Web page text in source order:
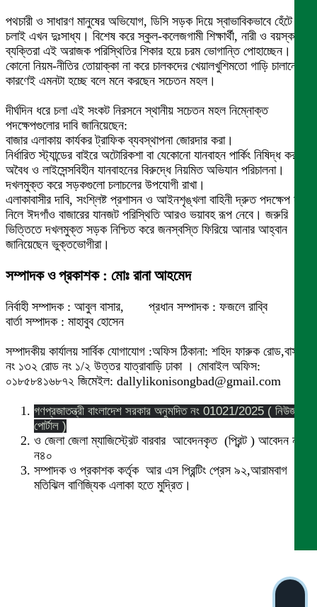
পথচারী ও সাধারণ মানুষের অভিযোগ, ডিসি সড়ক দিয়ে স্বাভাবিকভাবে হেঁটে
চলাই এখন দুঃসাধ্য। বিশেষ করে স্কুল-কলেজগামী শিক্ষার্থী, নারী ও বয়স্ক
ব্যক্তিরা এই অরাজক পরিস্থিতির শিকার হয়ে চরম ভোগান্তি পোহাচ্ছেন।
কোনো নিয়ম-নীতির তোয়াক্কা না করে চালকদের খেয়ালখুশিমতো গাড়ি চালানোর
কারণেই এমনটা হচ্ছে বলে মনে করছেন সচেতন মহল।
দীর্ঘদিন ধরে চলা এই সংকট নিরসনে স্থানীয় সচেতন মহল নিম্নোক্ত
পদক্ষেপগুলোর দাবি জানিয়েছেন:
​বাজার এলাকায় কার্যকর ট্রাফিক ব্যবস্থাপনা জোরদার করা।
​নির্ধারিত স্ট্যান্ডের বাইরে অটোরিকশা বা যেকোনো যানবাহন পার্কিং নিষিদ্ধ করা।
​অবৈধ ও লাইসেন্সবিহীন যানবাহনের বিরুদ্ধে নিয়মিত অভিযান পরিচালনা।
​দখলমুক্ত করে সড়কগুলো চলাচলের উপযোগী রাখা।
​এলাকাবাসীর দাবি, সংশ্লিষ্ট প্রশাসন ও আইনশৃঙ্খলা বাহিনী দ্রুত পদক্ষেপ না
নিলে ঈদগাঁও বাজারের যানজট পরিস্থিতি আরও ভয়াবহ রূপ নেবে। জরুরি
ভিত্তিতে দখলমুক্ত সড়ক নিশ্চিত করে জনস্বস্তি ফিরিয়ে আনার আহ্বান
জানিয়েছেন ভুক্তভোগীরা।
সম্পাদক ও প্রকাশক : মোঃ রানা আহমেদ
নির্বাহী সম্পাদক : আবুল বাসার, প্রধান সম্পাদক : ফজলে রাব্বি
বার্তা সম্পাদক : মাহাবুব হোসেন
সম্পাদকীয় কার্যালয় সার্বিক যোগাযোগ :অফিস ঠিকানা: শহিদ ফারুক রোড,বাসা
নং ১৩২ রোড নং ১/২ উত্তর যাত্রাবাড়ি ঢাকা । মোবাইল অফিস:
০১৮৫৮৪১৬৮৭২ জিমেইল: dallylikonisongbad@gmail.com
গণপ্রজাতন্ত্রী বাংলাদেশ সরকার অনুমদিত নং 01021/2025 ( নিউজ
পোর্টাল )
ও জেলা জেলা ম্যাজিস্ট্রেট বারবার আবেদনকৃত (প্রিন্ট ) আবেদন নং
ন৪০
সম্পাদক ও প্রকাশক কর্তৃক আর এস প্রিন্টিং প্রেস ৯২,আরামবাগ
মতিঝিল বাণিজ্যিক এলাকা হতে মুদ্রিত।